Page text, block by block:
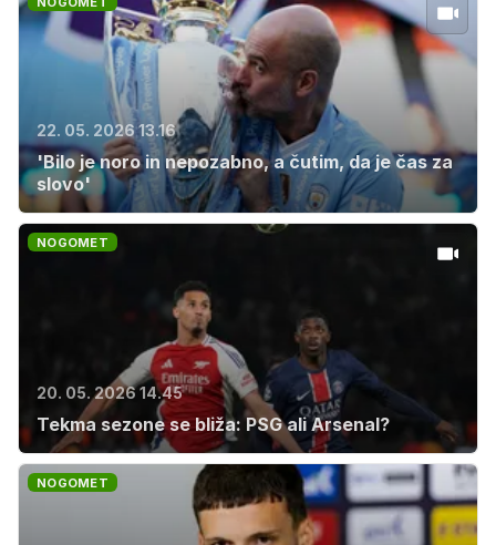
22. 05. 2026 13.16
'Bilo je noro in nepozabno, a čutim, da je čas za
slovo'
NOGOMET
20. 05. 2026 14.45
Tekma sezone se bliža: PSG ali Arsenal?
NOGOMET